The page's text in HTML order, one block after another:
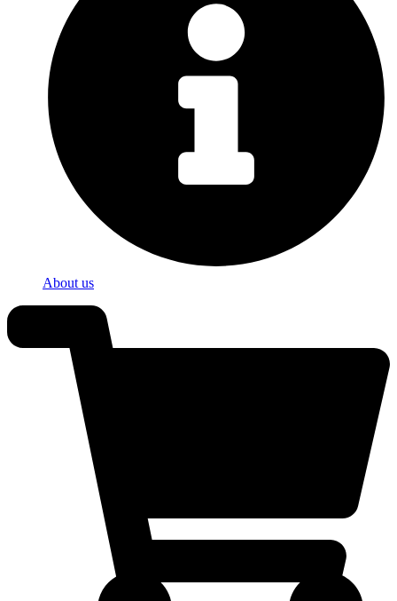
About us